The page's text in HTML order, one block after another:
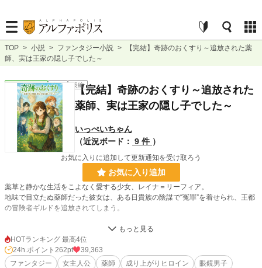
TOP > 小説 > ファンタジー小説 >
【完結】奇跡のおくすり～追放された薬
師、実は王家の隠し子でした～
ファンタジー 完結 長編
【完結】奇跡のおくすり～追放された
薬師、実は王家の隠し子でした～
いっぺいちゃん
（近況ボード： 9 件 ）
お気に入りに追加して更新通知を受け取ろう
お気に入り追加
薬草と静かな生活をこよなく愛する少女、レイナ＝リーフィア。
地味で目立たぬ薬師だった彼女は、ある日貴族の陰謀で“冤罪”を着せられ、王都
の冒険者ギルドを追放されてしまう。
「――もう、草とだけ暮らせればいい」
絶望の果てにたどり着いた辺境の村で、レイナはひっそりと薬を作り始める。だ
が、彼女の薬はどんな難病さえ癒す“奇跡の薬”だった。
HOTランキング 最高4位
24h.ポイント 262pt
39,363
ファンタジー
女主人公 薬師 成り上がりヒロイン
眼鏡男子